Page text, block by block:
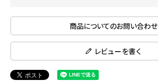
商品についてのお問い合わせ
レビューを書く